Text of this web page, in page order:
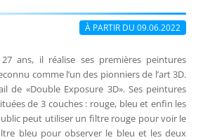
À PARTIR DU 09.06.2022
ans, il réalise ses premières peintures
comme l’un des pionniers de l’art 3D.
de «Double Exposure 3D». Ses peintures
de 3 couches : rouge, bleu et enfin les
peut utiliser un filtre rouge pour voir le
bleu pour observer le bleu et les deux